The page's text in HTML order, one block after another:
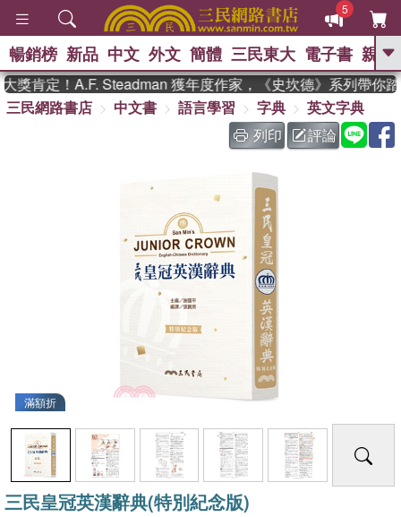
5
GO
熱搜： 東野圭吾 、 高希均教授回憶錄
The Odyssey 、 父親節 、 如果歷
史是一群喵 、 暑期推薦 、 國際布克
數學女孩：黎曼猜想
偉大的迷走神經
暢銷榜 新品 中文 外文 簡體 三民東大 電子書 親子
肯定！A.F. Steadman 獲年度作家，《史坎德》系列帶你踏
三民網路書店
中文書 語言學習 字典
英文字典
列印
評論
滿額折
三民皇冠英漢辭典(特別紀念版)